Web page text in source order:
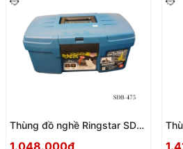
Thùng đồ nghề Ringstar SDB-
1.048.000₫